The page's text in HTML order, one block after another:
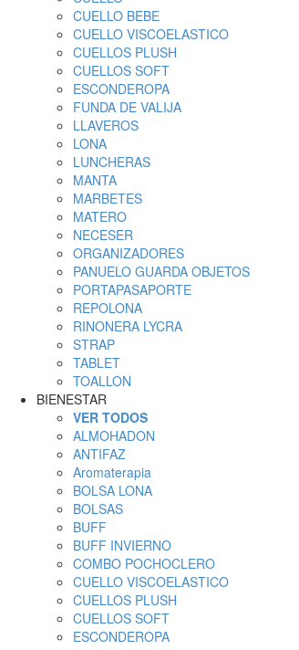
CUELLO BEBE
CUELLO VISCOELASTICO
CUELLOS PLUSH
CUELLOS SOFT
ESCONDEROPA
FUNDA DE VALIJA
LLAVEROS
LONA
LUNCHERAS
MANTA
MARBETES
MATERO
NECESER
ORGANIZADORES
PANUELO GUARDA OBJETOS
PORTAPASAPORTE
REPOLONA
RINONERA LYCRA
STRAP
TABLET
TOALLON
BIENESTAR
VER TODOS
ALMOHADON
ANTIFAZ
Aromaterapia
BOLSA LONA
BOLSAS
BUFF
BUFF INVIERNO
COMBO POCHOCLERO
CUELLO VISCOELASTICO
CUELLOS PLUSH
CUELLOS SOFT
ESCONDEROPA